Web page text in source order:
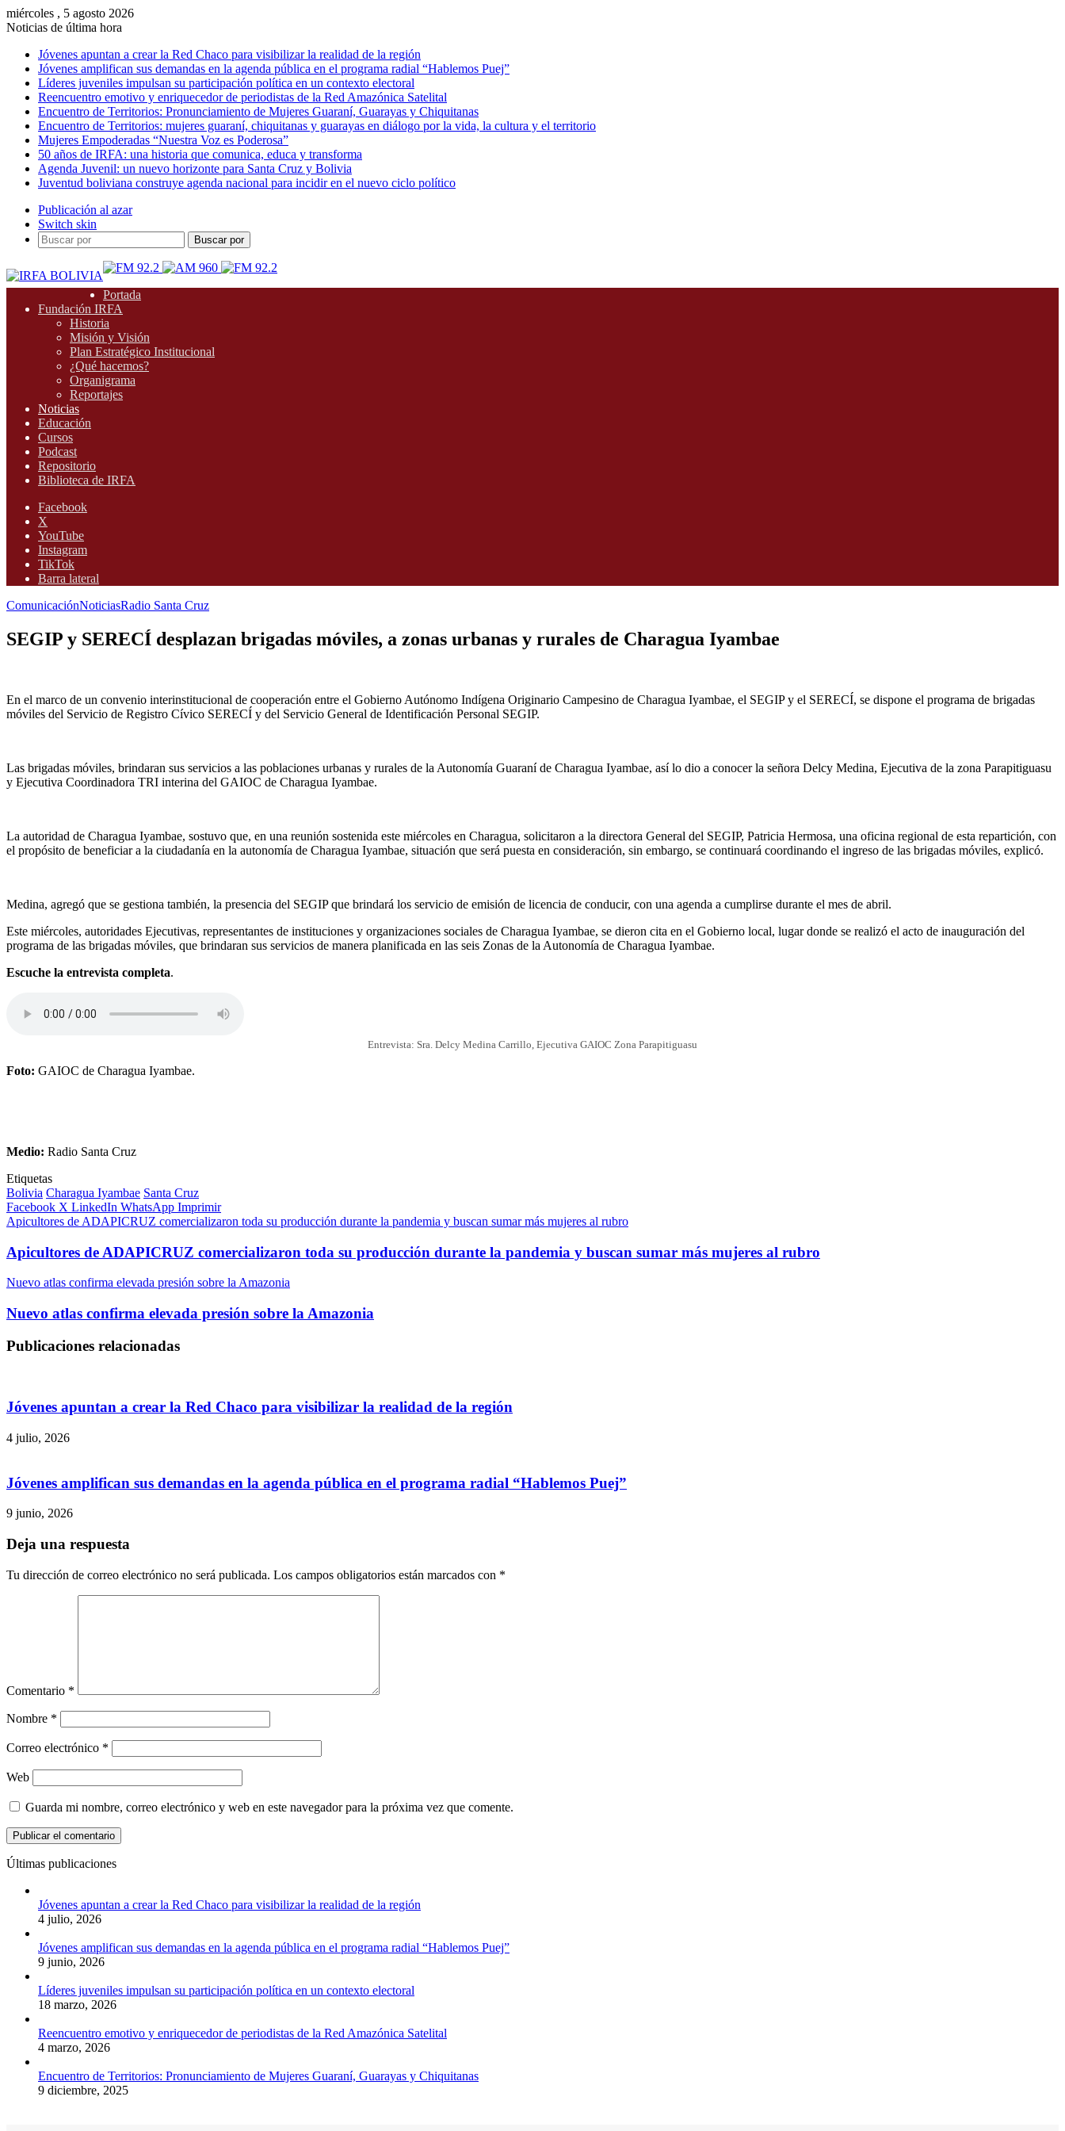
miércoles , 5 agosto 2026
Noticias de última hora
Jóvenes apuntan a crear la Red Chaco para visibilizar la realidad de la región
Jóvenes amplifican sus demandas en la agenda pública en el programa radial “Hablemos Puej”
Líderes juveniles impulsan su participación política en un contexto electoral
Reencuentro emotivo y enriquecedor de periodistas de la Red Amazónica Satelital
Encuentro de Territorios: Pronunciamiento de Mujeres Guaraní, Guarayas y Chiquitanas
Encuentro de Territorios: mujeres guaraní, chiquitanas y guarayas en diálogo por la vida, la cultura y el territorio
Mujeres Empoderadas “Nuestra Voz es Poderosa”
50 años de IRFA: una historia que comunica, educa y transforma
Agenda Juvenil: un nuevo horizonte para Santa Cruz y Bolivia
Juventud boliviana construye agenda nacional para incidir en el nuevo ciclo político
Publicación al azar
Switch skin
Buscar por
Portada
Fundación IRFA
Historia
Misión y Visión
Plan Estratégico Institucional
¿Qué hacemos?
Organigrama
Reportajes
Noticias
Educación
Cursos
Podcast
Repositorio
Biblioteca de IRFA
Facebook
X
YouTube
Instagram
TikTok
Barra lateral
ComunicaciónNoticiasRadio Santa Cruz
SEGIP y SERECÍ desplazan brigadas móviles, a zonas urbanas y rurales de Charagua Iyambae
En el marco de un convenio interinstitucional de cooperación entre el Gobierno Autónomo Indígena Originario Campesino de Charagua Iyambae, el SEGIP y el SERECÍ, se dispone el programa de brigadas
móviles del Servicio de Registro Cívico SERECÍ y del Servicio General de Identificación Personal SEGIP.
Las brigadas móviles, brindaran sus servicios a las poblaciones urbanas y rurales de la Autonomía Guaraní de Charagua Iyambae, así lo dio a conocer la señora Delcy Medina, Ejecutiva de la zona Parapitiguasu
y Ejecutiva Coordinadora TRI interina del GAIOC de Charagua Iyambae.
La autoridad de Charagua Iyambae, sostuvo que, en una reunión sostenida este miércoles en Charagua, solicitaron a la directora General del SEGIP, Patricia Hermosa, una oficina regional de esta repartición, con
el propósito de beneficiar a la ciudadanía en la autonomía de Charagua Iyambae, situación que será puesta en consideración, sin embargo, se continuará coordinando el ingreso de las brigadas móviles, explicó.
Medina, agregó que se gestiona también, la presencia del SEGIP que brindará los servicio de emisión de licencia de conducir, con una agenda a cumplirse durante el mes de abril.
Este miércoles, autoridades Ejecutivas, representantes de instituciones y organizaciones sociales de Charagua Iyambae, se dieron cita en el Gobierno local, lugar donde se realizó el acto de inauguración del
programa de las brigadas móviles, que brindaran sus servicios de manera planificada en las seis Zonas de la Autonomía de Charagua Iyambae.
Escuche la entrevista completa.
Entrevista: Sra. Delcy Medina Carrillo, Ejecutiva GAIOC Zona Parapitiguasu
Foto: GAIOC de Charagua Iyambae.
Medio: Radio Santa Cruz
Etiquetas
Bolivia Charagua Iyambae Santa Cruz
Facebook X LinkedIn WhatsApp Imprimir
Apicultores de ADAPICRUZ comercializaron toda su producción durante la pandemia y buscan sumar más mujeres al rubro
Apicultores de ADAPICRUZ comercializaron toda su producción durante la pandemia y buscan sumar más mujeres al rubro
Nuevo atlas confirma elevada presión sobre la Amazonia
Nuevo atlas confirma elevada presión sobre la Amazonia
Publicaciones relacionadas
Jóvenes apuntan a crear la Red Chaco para visibilizar la realidad de la región
4 julio, 2026
Jóvenes amplifican sus demandas en la agenda pública en el programa radial “Hablemos Puej”
9 junio, 2026
Deja una respuesta
Tu dirección de correo electrónico no será publicada. Los campos obligatorios están marcados con *
Comentario *
Nombre *
Correo electrónico *
Web
Guarda mi nombre, correo electrónico y web en este navegador para la próxima vez que comente.
Últimas publicaciones
Jóvenes apuntan a crear la Red Chaco para visibilizar la realidad de la región
4 julio, 2026
Jóvenes amplifican sus demandas en la agenda pública en el programa radial “Hablemos Puej”
9 junio, 2026
Líderes juveniles impulsan su participación política en un contexto electoral
18 marzo, 2026
Reencuentro emotivo y enriquecedor de periodistas de la Red Amazónica Satelital
4 marzo, 2026
Encuentro de Territorios: Pronunciamiento de Mujeres Guaraní, Guarayas y Chiquitanas
9 diciembre, 2025